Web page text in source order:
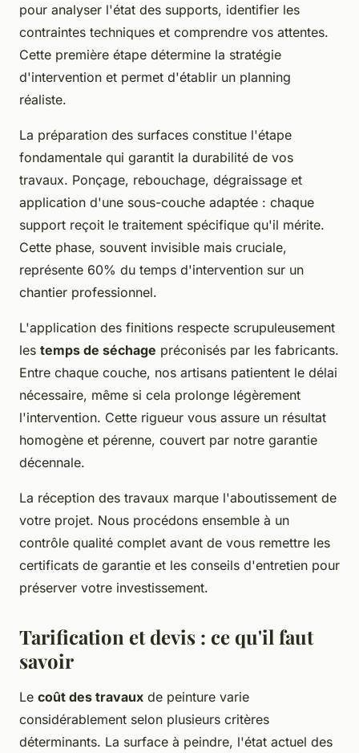
pour analyser l'état des supports, identifier les
contraintes techniques et comprendre vos attentes.
Cette première étape détermine la stratégie
d'intervention et permet d'établir un planning
réaliste.
La préparation des surfaces constitue l'étape
fondamentale qui garantit la durabilité de vos
travaux. Ponçage, rebouchage, dégraissage et
application d'une sous-couche adaptée : chaque
support reçoit le traitement spécifique qu'il mérite.
Cette phase, souvent invisible mais cruciale,
représente 60% du temps d'intervention sur un
chantier professionnel.
L'application des finitions respecte scrupuleusement
les temps de séchage préconisés par les fabricants.
Entre chaque couche, nos artisans patientent le délai
nécessaire, même si cela prolonge légèrement
l'intervention. Cette rigueur vous assure un résultat
homogène et pérenne, couvert par notre garantie
décennale.
La réception des travaux marque l'aboutissement de
votre projet. Nous procédons ensemble à un
contrôle qualité complet avant de vous remettre les
certificats de garantie et les conseils d'entretien pour
préserver votre investissement.
Tarification et devis : ce qu'il faut
savoir
Le coût des travaux de peinture varie
considérablement selon plusieurs critères
déterminants. La surface à peindre, l'état actuel des